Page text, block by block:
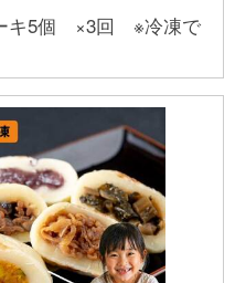
キ5個 ×3回 ※冷凍で